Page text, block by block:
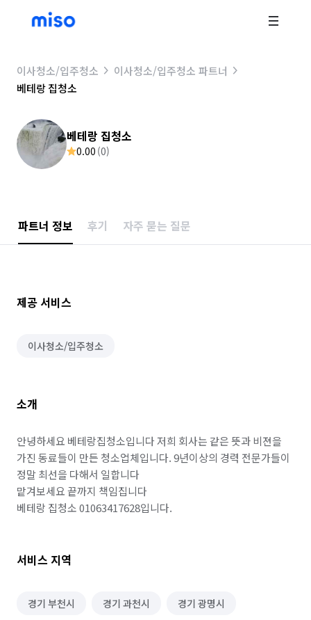
이사청소/입주청소
이사청소/입주청소 파트너
베테랑 집청소
베테랑 집청소
0.00 (0)
파트너 정보 후기 자주 묻는 질문
제공 서비스
이사청소/입주청소
소개
안녕하세요 베테랑집청소입니다 저희 회사는 같은 뜻과 비젼을
가진 동료들이 만든 청소업체입니다. 9년이상의 경력 전문가들이
정말 최선을 다해서 일합니다
맡겨보세요 끝까지 책임집니다
베테랑 집청소 01063417628입니다.
서비스 지역
경기 부천시 경기 과천시 경기 광명시